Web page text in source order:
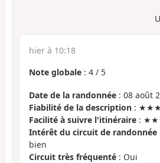
hier à 10:18
Note globale : 4 / 5
Date de la randonnée : 08 août
Fiabilité de la description :
Facilité à suivre l'itinéraire :
Intérêt du circuit de randonnée
bien
Circuit très fréquenté : Oui